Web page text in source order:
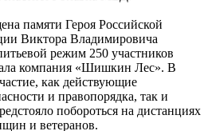
памяти Героя Российской
Виктора Владимировича
режим 250 участников
компания «Шишкин Лес». В
как действующие
и правопорядка, так и
побороться на дистанциях
и ветеранов.